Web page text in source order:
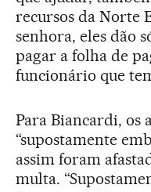
recursos da Norte
senhora, eles dão
pagar a folha de
funcionário que
Para Biancardi, os
“supostamente
assim foram
multa.